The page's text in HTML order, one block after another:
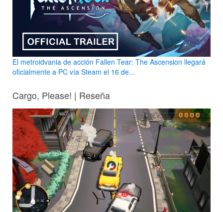
El metroidvania de acción Fallen Tear: The Ascension llegará
oficialmente a PC vía Steam el 16 de...
Cargo, Please! | Reseña